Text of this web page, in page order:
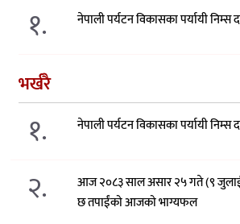
१. नेपाली पर्यटन विकासका पर्यायी निम्स
भर्खरै
१. नेपाली पर्यटन विकासका पर्यायी निम्स
२.
आज २०८३ साल असार २५ गते (९ जुलाई
छ तपाईंको आजको भाग्यफल